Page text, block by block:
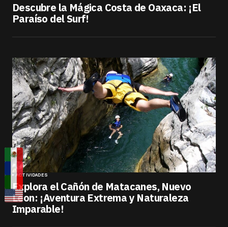
Descubre la Mágica Costa de Oaxaca: ¡El
Paraíso del Surf!
ACTIVIDADES
Explora el Cañón de Matacanes, Nuevo
Leon: ¡Aventura Extrema y Naturaleza
Imparable!